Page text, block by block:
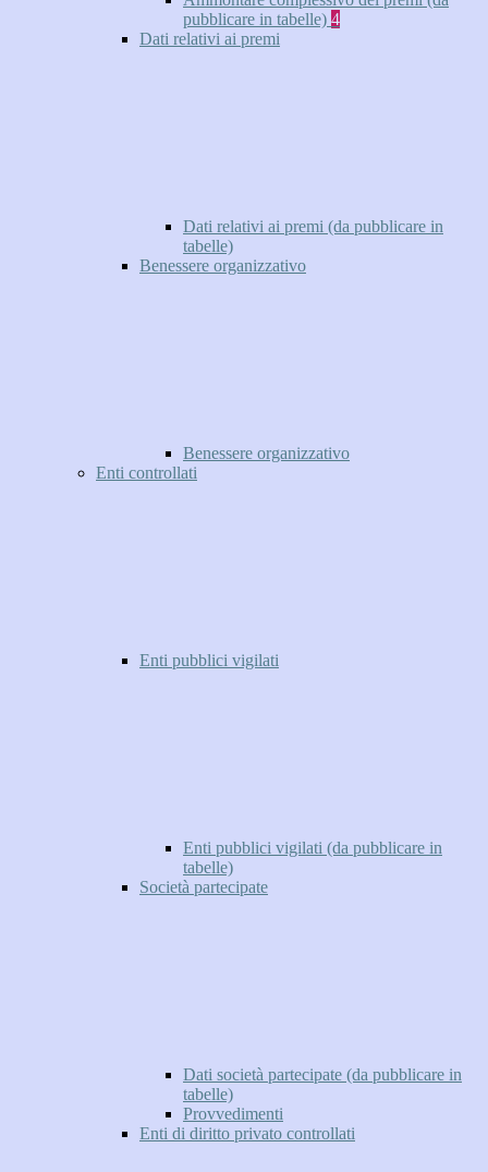
pubblicare in tabelle) 4
Dati relativi ai premi
Dati relativi ai premi (da pubblicare in
tabelle)
Benessere organizzativo
Benessere organizzativo
Enti controllati
Enti pubblici vigilati
Enti pubblici vigilati (da pubblicare in
tabelle)
Società partecipate
Dati società partecipate (da pubblicare in
tabelle)
Provvedimenti
Enti di diritto privato controllati